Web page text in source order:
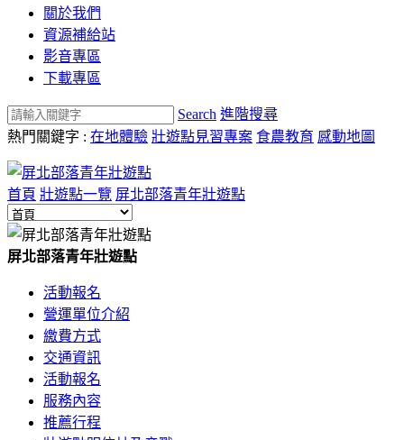
關於我們
資源補給站
影音專區
下載專區
Search 進階搜尋
熱門關鍵字 : 在地體驗 壯遊點見習專案 食農教育 感動地圖
首頁 壯遊點一覽 屏北部落青年壯遊點
屏北部落青年壯遊點
活動報名
營運單位介紹
繳費方式
交通資訊
活動報名
服務內容
推薦行程